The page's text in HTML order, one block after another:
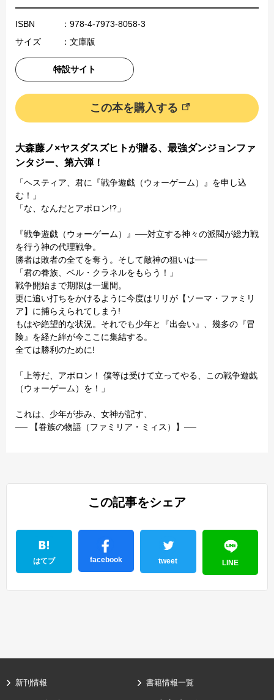
ISBN
：978-4-7973-8058-3
サイズ
：文庫版
特設サイト
この本を購入する
大森藤ノ×ヤスダスズヒトが贈る、最強ダンジョンファ
ンタジー、第六弾！
「ヘスティア、君に『戦争遊戯（ウォーゲーム）』を申し込
む！」
「な、なんだとアポロン!?」
『戦争遊戯（ウォーゲーム）』──対立する神々の派閥が総力戦
を行う神の代理戦争。
勝者は敗者の全てを奪う。そして敵神の狙いは──
「君の眷族、ベル・クラネルをもらう！」
戦争開始まで期限は一週間。
更に追い打ちをかけるように今度はリリが【ソーマ・ファミリ
ア】に捕らえられてしまう!
もはや絶望的な状況。それでも少年と『出会い』、幾多の『冒
険』を経た絆が今ここに集結する。
全ては勝利のために!
「上等だ、アポロン！ 僕等は受けて立ってやる、この戦争遊戯
（ウォーゲーム）を！」
これは、少年が歩み、女神が記す、
── 【眷族の物語（ファミリア・ミィス）】──
この記事をシェア
はてブ facebook tweet LINE
新刊情報 書籍情報一覧